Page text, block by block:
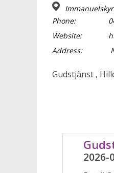
Phone:
Website:
Address:
Gudstjänst ,
2026-